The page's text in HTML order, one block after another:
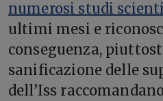
numerosi studi
ultimi mesi e
conseguenza,
sanificazione delle
dell’Iss